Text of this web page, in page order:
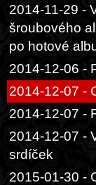
2014-11-29 -
šroubového
po hotové
2014-12-06 -
2014-12-07 -
2014-12-07 -
2014-12-07 -
srdíček
2015-01-30 -